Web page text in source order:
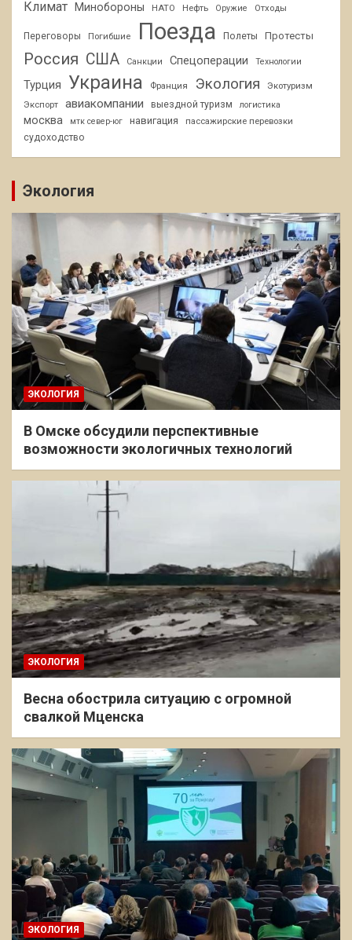
Климат Минобороны НАТО Нефть Оружие Отходы
Переговоры Погибшие Поезда Полеты Протесты
Россия США Санкции Спецоперации Технологии
Турция Украина Франция Экология
Экотуризм
Экспорт
авиакомпании выездной туризм логистика
москва мтк север-юг навигация
пассажирские перевозки
судоходство
Экология
ЭКОЛОГИЯ
В Омске обсудили перспективные
возможности экологичных технологий
ЭКОЛОГИЯ
Весна обострила ситуацию с огромной
свалкой Мценска
ЭКОЛОГИЯ